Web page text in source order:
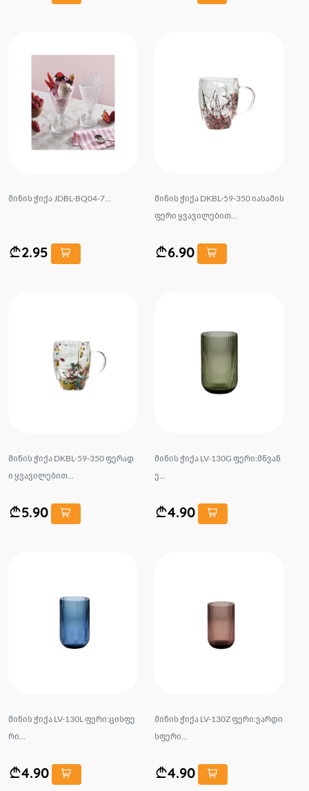
მინის ჭიქა JDBL-BQ04-7...
2.95
მინის ჭიქა DKBL-59-350 იასამის
ფერი ყვავილებით...
6.90
მინის ჭიქა DKBL-59-350 ფერად
ი ყვავილებით...
5.90
მინის ჭიქა LV-130G ფერი:მწვან
ე...
4.90
მინის ჭიქა LV-130L ფერი:ცისფე
რი...
4.90
მინის ჭიქა LV-130Z ფერი:ვარდი
სფერი...
4.90